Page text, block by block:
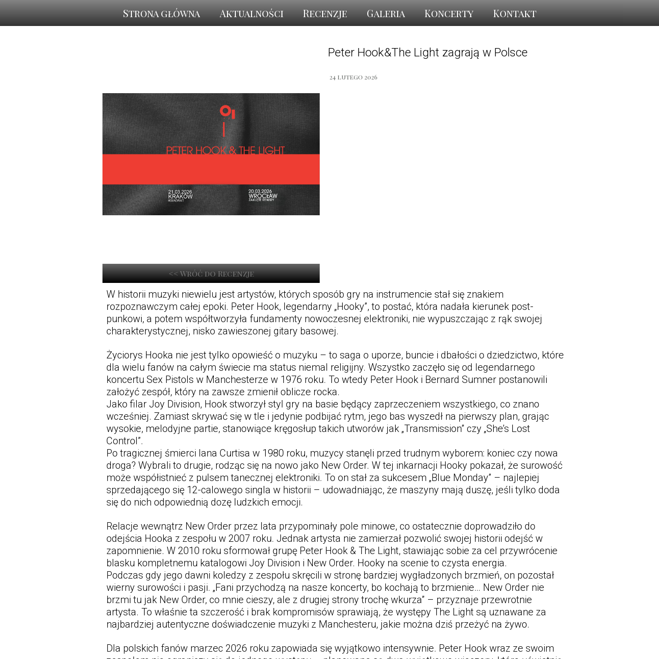
Strona główna Aktualności Recenzje Galeria Koncerty Kontakt
Peter Hook&The Light zagrają w Polsce
<< Wróć do Recenzje
24 lutego 2026
W historii muzyki niewielu jest artystów, których sposób gry na instrumencie stał się znakiem
rozpoznawczym całej epoki. Peter Hook, legendarny „Hooky”, to postać, która nadała kierunek post-
punkowi, a potem współtworzyła fundamenty nowoczesnej elektroniki, nie wypuszczając z rąk swojej
charakterystycznej, nisko zawieszonej gitary basowej.
Życiorys Hooka nie jest tylko opowieść o muzyku – to saga o uporze, buncie i dbałości o dziedzictwo, które
dla wielu fanów na całym świecie ma status niemal religijny. Wszystko zaczęło się od legendarnego
koncertu Sex Pistols w Manchesterze w 1976 roku. To wtedy Peter Hook i Bernard Sumner postanowili
założyć zespół, który na zawsze zmienił oblicze rocka.
Jako filar Joy Division, Hook stworzył styl gry na basie będący zaprzeczeniem wszystkiego, co znano
wcześniej. Zamiast skrywać się w tle i jedynie podbijać rytm, jego bas wyszedł na pierwszy plan, grając
wysokie, melodyjne partie, stanowiące kręgosłup takich utworów jak „Transmission” czy „She’s Lost
Control”.
Po tragicznej śmierci Iana Curtisa w 1980 roku, muzycy stanęli przed trudnym wyborem: koniec czy nowa
droga? Wybrali to drugie, rodząc się na nowo jako New Order. W tej inkarnacji Hooky pokazał, że surowość
może współistnieć z pulsem tanecznej elektroniki. To on stał za sukcesem „Blue Monday” – najlepiej
sprzedającego się 12-calowego singla w historii – udowadniając, że maszyny mają duszę, jeśli tylko doda
się do nich odpowiednią dozę ludzkich emocji.
Relacje wewnątrz New Order przez lata przypominały pole minowe, co ostatecznie doprowadziło do
odejścia Hooka z zespołu w 2007 roku. Jednak artysta nie zamierzał pozwolić swojej historii odejść w
zapomnienie. W 2010 roku sformował grupę Peter Hook & The Light, stawiając sobie za cel przywrócenie
blasku kompletnemu katalogowi Joy Division i New Order. Hooky na scenie to czysta energia.
Podczas gdy jego dawni koledzy z zespołu skręcili w stronę bardziej wygładzonych brzmień, on pozostał
wierny surowości i pasji. „Fani przychodzą na nasze koncerty, bo kochają to brzmienie… New Order nie
brzmi tu jak New Order, co mnie cieszy, ale z drugiej strony trochę wkurza” – przyznaje przewrotnie
artysta. To właśnie ta szczerość i brak kompromisów sprawiają, że występy The Light są uznawane za
najbardziej autentyczne doświadczenie muzyki z Manchesteru, jakie można dziś przeżyć na żywo.
Dla polskich fanów marzec 2026 roku zapowiada się wyjątkowo intensywnie. Peter Hook wraz ze swoim